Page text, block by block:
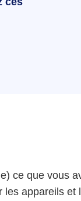
ce que vous
les appareils et